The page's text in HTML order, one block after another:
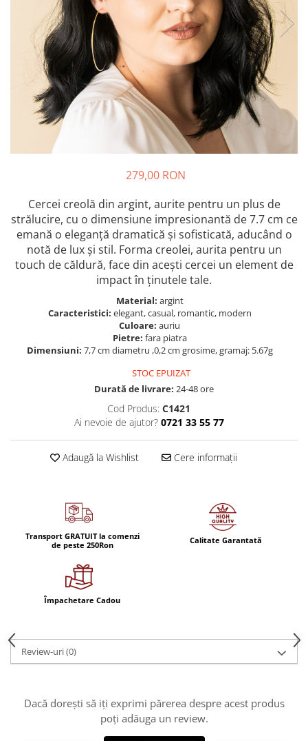
Bănuț Moț Personalizat
Seturi Brățări Personalizate
Seturi Lănțișoare Personalizate
Cadouri Corporate
Bijuterii Personalizate Spotify
Cercei Argint
Cercei Fashion
Coliere Argint
Seturi Argint
Bijuterii Fashion
Accesorii
CARD CADOU
279,00 RON
Cercei creolă din argint, aurite pentru un plus de
strălucire, cu o dimensiune impresionantă de 7.7 cm ce
emană o eleganță dramatică și sofisticată, aducând o
notă de lux și stil. Forma creolei, aurita pentru un
touch de căldură, face din acești cercei un element de
impact în ținutele tale.
Material: argint
Caracteristici: elegant, casual, romantic, modern
Culoare: auriu
Pietre: fara piatra
Dimensiuni: 7,7 cm diametru ,0,2 cm grosime, gramaj: 5.67g
STOC EPUIZAT
Durată de livrare: 24-48 ore
Cod Produs: C1421
Ai nevoie de ajutor? 0721 33 55 77
Adaugă la Wishlist Cere informații
Transport GRATUIT la comenzi
de peste 250Ron
Calitate Garantată
Împachetare Cadou
Review-uri(0)
Dacă dorești să iți exprimi părerea despre acest produs
poți adăuga un review.